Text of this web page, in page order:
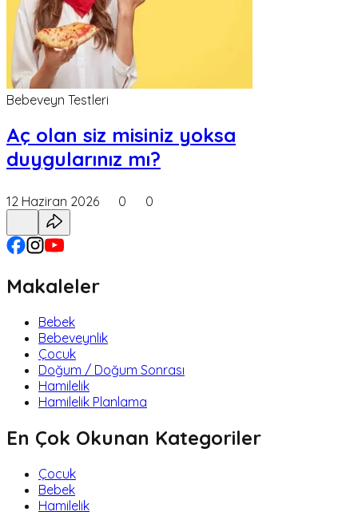
Bebeveyn Testleri
Aç olan siz misiniz yoksa
duygularınız mı?
12 Haziran 2026 0 0
Makaleler
Bebek
Bebeveynlik
Çocuk
Doğum / Doğum Sonrası
Hamilelik
Hamilelik Planlama
En Çok Okunan Kategoriler
Çocuk
Bebek
Hamilelik